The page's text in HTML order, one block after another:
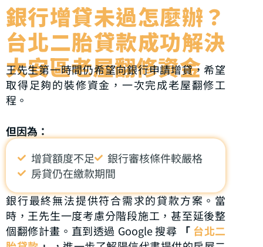
銀行增貸未過怎麼辦？
台北二胎貸款成功解決
大安區老屋翻修資金
王先生第一時間仍希望向銀行申請增貸，希望
取得足夠的裝修資金，一次完成老屋翻修工
程。
但因為：
增貸額度不足
銀行審核條件較嚴格
房貸仍在繳款期間
銀行最終無法提供符合需求的貸款方案。當
時，王先生一度考慮分階段施工，甚至延後整
個翻修計畫。直到透過 Google 搜尋
「 台北二